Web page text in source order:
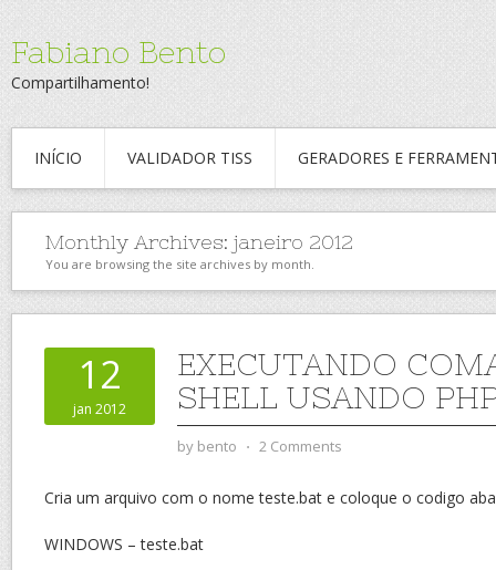
Fabiano Bento
Compartilhamento!
INÍCIO VALIDADOR TISS GERADORES E
Monthly Archives: janeiro 2012
You are browsing the site archives by month.
12
jan 2012
EXECUTANDO
SHELL USANDO
by bento ⋅ 2 Comments
Cria um arquivo com o nome teste.bat e coloque o codigo
WINDOWS – teste.bat